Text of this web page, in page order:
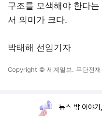
구조를 모색해야 한다
서 의미가 크다.
박태해 선임기자
Copyright © 세계일보. 무단전재
뉴스 밖 이야기